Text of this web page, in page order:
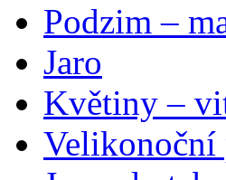
Podzim –
Jaro
Květiny –
Velikonoční